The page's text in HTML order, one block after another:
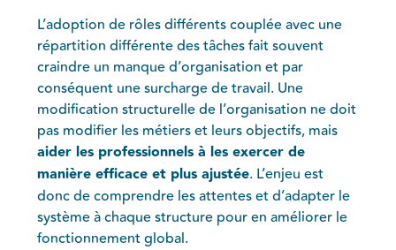
L’adoption de rôles différents couplée avec une
répartition différente des tâches fait souvent
craindre un manque d’organisation et par
conséquent une surcharge de travail. Une
modification structurelle de l’organisation ne doit
pas modifier les métiers et leurs objectifs, mais
aider les professionnels à les exercer de
manière efficace et plus ajustée. L’enjeu est
donc de comprendre les attentes et d’adapter le
système à chaque structure pour en améliorer le
fonctionnement global.